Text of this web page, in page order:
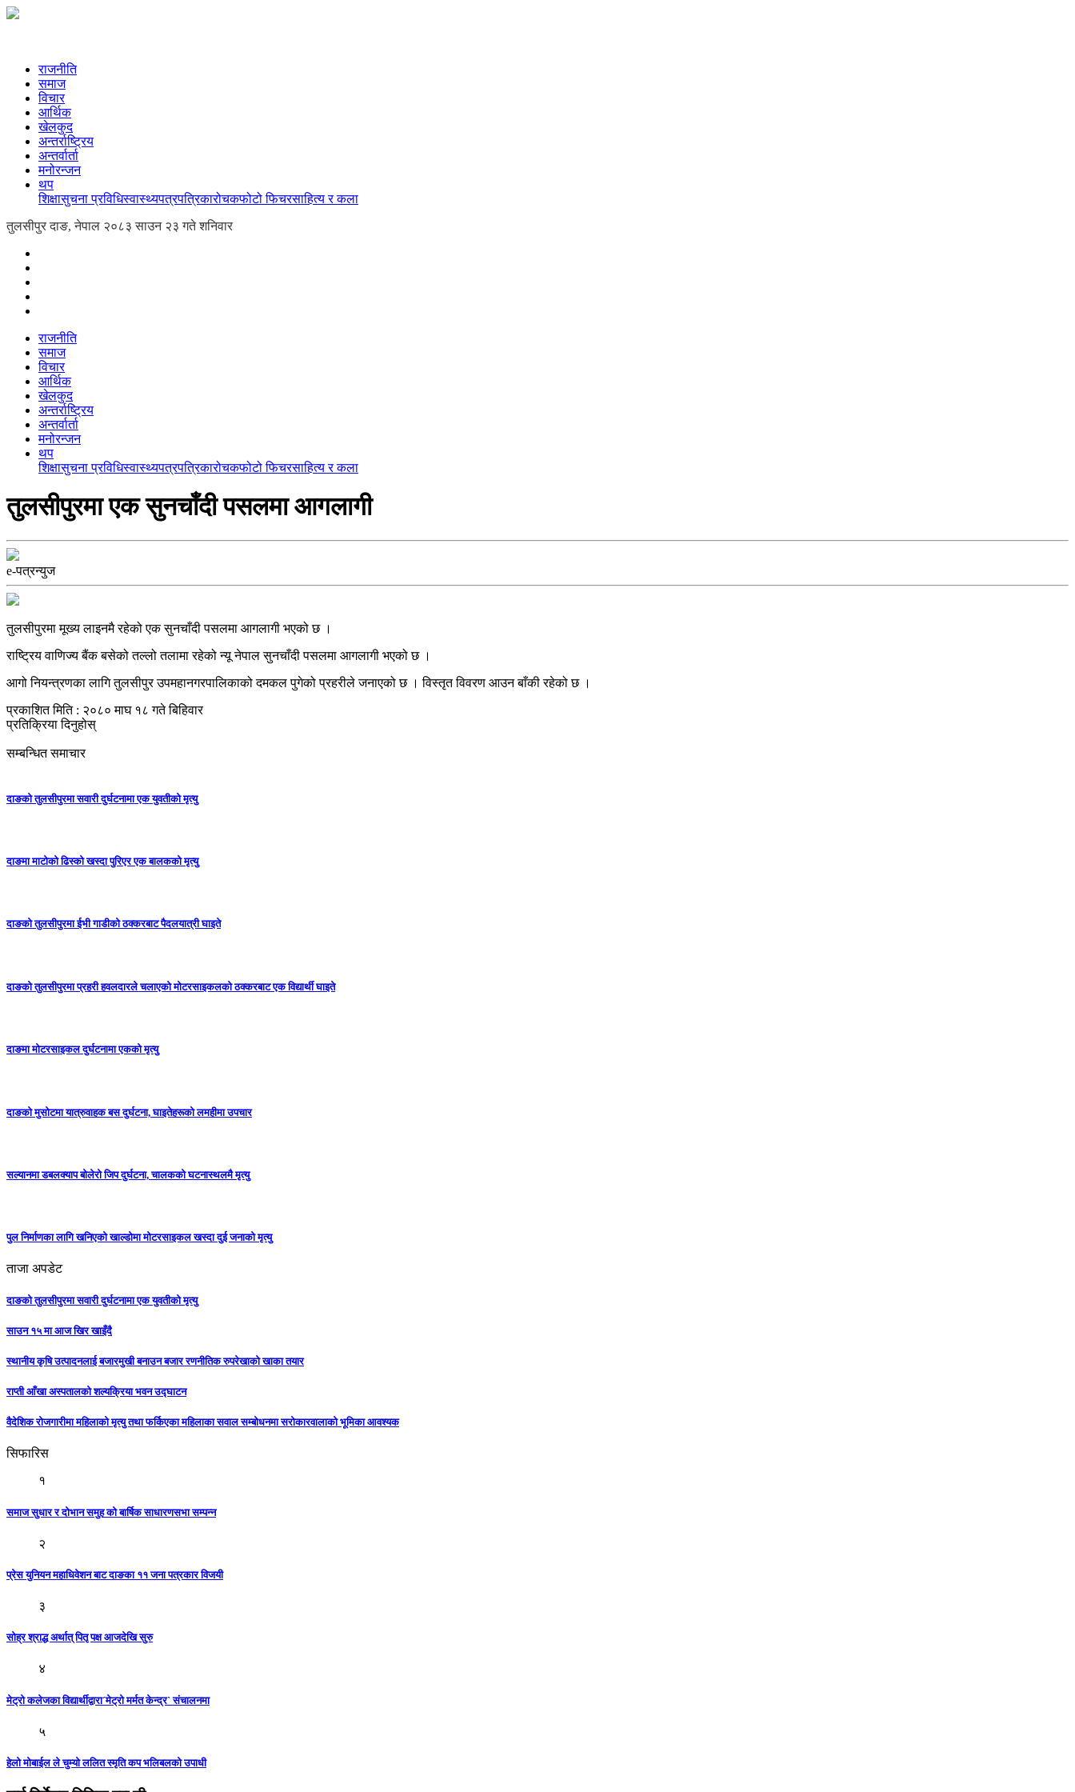
राजनीति
समाज
विचार
आर्थिक
खेलकुद
अन्तर्राष्ट्रिय
अन्तर्वार्ता
मनोरन्जन
थप
शिक्षासुचना प्रविधिस्वास्थ्यपत्रपत्रिकारोचकफोटो फिचरसाहित्य र कला
तुलसीपुर दाङ, नेपाल २०८३ साउन २३ गते शनिवार
राजनीति
समाज
विचार
आर्थिक
खेलकुद
अन्तर्राष्ट्रिय
अन्तर्वार्ता
मनोरन्जन
थप
शिक्षासुचना प्रविधिस्वास्थ्यपत्रपत्रिकारोचकफोटो फिचरसाहित्य र कला
तुलसीपुरमा एक सुनचाँदी पसलमा आगलागी
e-पत्रन्युज
तुलसीपुरमा मूख्य लाइनमै रहेको एक सुनचाँदी पसलमा आगलागी भएको छ ।
राष्ट्रिय वाणिज्य बैंक बसेको तल्लो तलामा रहेको न्यू नेपाल सुनचाँदी पसलमा आगलागी भएको छ ।
आगो नियन्त्रणका लागि तुलसीपुर उपमहानगरपालिकाको दमकल पुगेको प्रहरीले जनाएको छ । विस्तृत विवरण आउन बाँकी रहेको छ ।
प्रकाशित मिति : २०८० माघ १८ गते बिहिवार
प्रतिक्रिया दिनुहोस्
सम्बन्धित समाचार
दाङको तुलसीपुरमा सवारी दुर्घटनामा एक युवतीको मृत्यु
दाङमा माटोको ढिस्को खस्दा पुरिएर एक बालकको मृत्यु
दाङको तुलसीपुरमा ईभी गाडीको ठक्करबाट पैदलयात्री घाइते
दाङको तुलसीपुरमा प्रहरी हवलदारले चलाएको मोटरसाइकलको ठक्करबाट एक विद्यार्थी घाइते
दाङमा मोटरसाइकल दुर्घटनामा एकको मृत्यु
दाङकाे मुसोटमा यात्रुवाहक बस दुर्घटना, घाइतेहरूको लमहीमा उपचार
सल्यानमा डबलक्याप बोलेरो जिप दुर्घटना, चालकको घटनास्थलमै मृत्यु
पुल निर्माणका लागि खनिएको खाल्डोमा मोटरसाइकल खस्दा दुई जनाको मृत्यु
ताजा अपडेट
दाङको तुलसीपुरमा सवारी दुर्घटनामा एक युवतीको मृत्यु
साउन १५ मा आज खिर खाइँदै
स्थानीय कृषि उत्पादनलाई बजारमुखी बनाउन बजार रणनीतिक रुपरेखाको खाका तयार
राप्ती आँखा अस्पतालको शल्यक्रिया भवन उद्घाटन
वैदेशिक रोजगारीमा महिलाको मृत्यु तथा फर्किएका महिलाका सवाल सम्बोधनमा सरोकारवालाको भूमिका आवश्यक
सिफारिस
१
समाज सुधार र दोभान समुह को बार्षिक साधारणसभा सम्पन्न
२
प्रेस युनियन महाधिवेशन बाट दाङका ११ जना पत्रकार विजयी
३
सोह्र श्राद्ध अर्थात् पितृ पक्ष आजदेखि सुरु
४
मेट्रो कलेजका विद्यार्थीद्वारा´मेट्रो मर्मत केन्द्र` संचालनमा
५
हेलो मोबाईल ले चुम्यो ललित स्मृति कप भलिबलको उपाधी